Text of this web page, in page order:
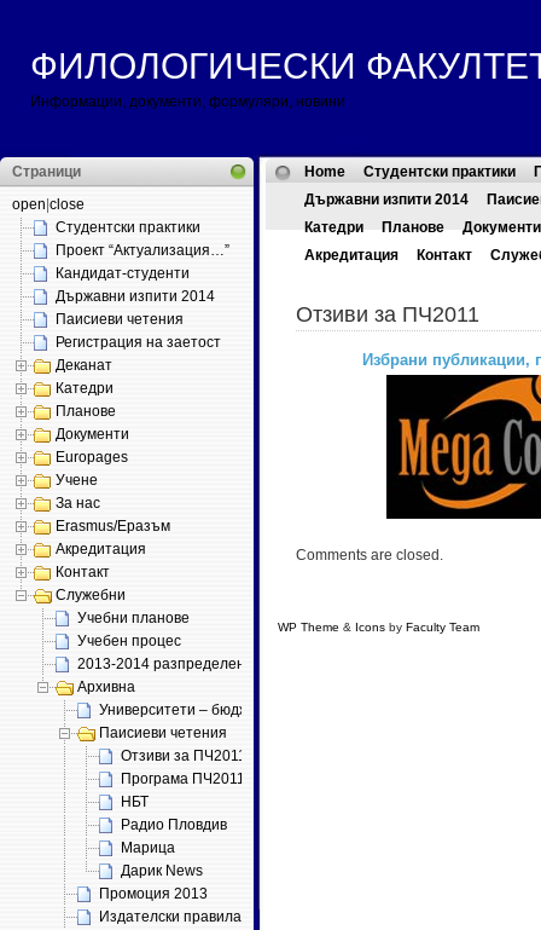
ФИЛОЛОГИЧЕСКИ ФАКУЛТЕТ
Информации, документи, формуляри, новини
Страници
open close
Студентски практики
Проект “Актуализация…”
Кандидат-студенти
Държавни изпити 2014
Паисиеви четения
Регистрация на заетост
Деканат
Катедри
Планове
Документи
Europages
Учене
За нас
Erasmus/Еразъм
Акредитация
Контакт
Служебни
Учебни планове
Учебен процес
2013-2014 разпределение
Архивна
Университети – бюджет 2011
Паисиеви четения
Отзиви за ПЧ2011
Програма ПЧ2011
НБТ
Радио Пловдив
Марица
Дарик News
Промоция 2013
Издателски правила (проект)
Home Студентски практики
Държавни изпити 2014
Катедри
Планове
Документи
Акредитация
Контакт
Отзиви за ПЧ2011
Избрани публикации,
Comments are closed.
WP Theme & Icons by Faculty Team